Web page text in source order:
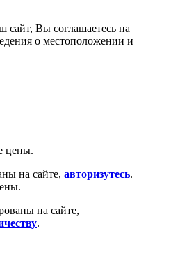
сайт, Вы соглашаетесь на
о местоположении и
цены.
на сайте, авторизутесь.
на сайте,
.